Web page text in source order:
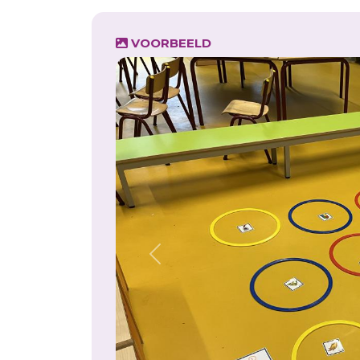
VOORBEELD
Previous